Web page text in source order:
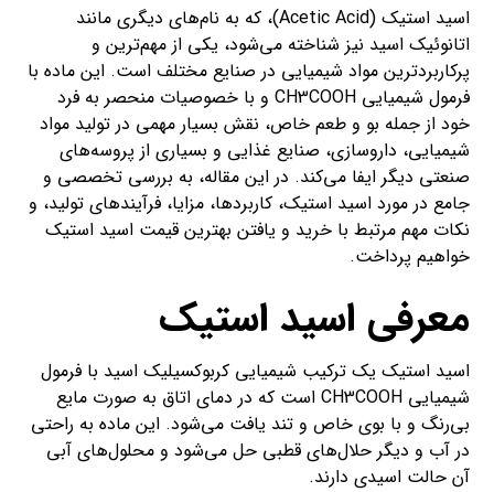
اسید استیک (Acetic Acid)، که به نام‌های دیگری مانند
اتانوئیک اسید نیز شناخته می‌شود، یکی از مهم‌ترین و
پرکاربردترین مواد شیمیایی در صنایع مختلف است. این ماده با
فرمول شیمیایی CH3COOH و با خصوصیات منحصر به فرد
خود از جمله بو و طعم خاص، نقش بسیار مهمی در تولید مواد
شیمیایی، داروسازی، صنایع غذایی و بسیاری از پروسه‌های
صنعتی دیگر ایفا می‌کند. در این مقاله، به بررسی تخصصی و
جامع در مورد اسید استیک، کاربردها، مزایا، فرآیندهای تولید، و
نکات مهم مرتبط با خرید و یافتن بهترین قیمت اسید استیک
خواهیم پرداخت.
معرفی اسید استیک
اسید استیک یک ترکیب شیمیایی کربوکسیلیک اسید با فرمول
شیمیایی CH3COOH است که در دمای اتاق به صورت مایع
بی‌رنگ و با بوی خاص و تند یافت می‌شود. این ماده به راحتی
در آب و دیگر حلال‌های قطبی حل می‌شود و محلول‌های آبی
آن حالت اسیدی دارند.